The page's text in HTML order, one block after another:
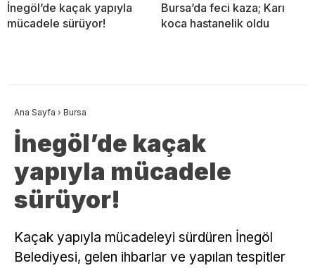
İnegöl’de kaçak yapıyla
mücadele sürüyor!
Bursa’da feci kaza; Karı
koca hastanelik oldu
Ana Sayfa › Bursa
İnegöl’de kaçak
yapıyla mücadele
sürüyor!
Kaçak yapıyla mücadeleyi sürdüren İnegöl
Belediyesi, gelen ihbarlar ve yapılan tespitler